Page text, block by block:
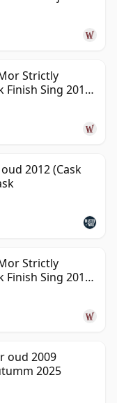
Strictly
Finish Sing 2010
2012 (Cask
Strictly
Finish Sing 2010
oud 2009
2025